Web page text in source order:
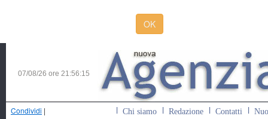
OK
07/08/26 ore 21:56:16
Condividi | Chi siamo Redazione Contatti